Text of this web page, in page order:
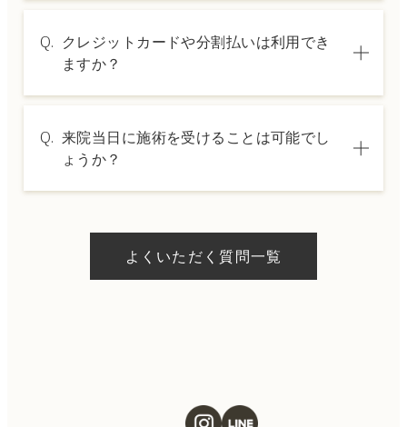
は料金表ページをご確認いただくか、カウン
セリングでご案内いたします。
Q. クレジットカードや分割払いは利用でき
ますか？
した分割払いも可能です。詳細は受付スタッ
フにお問い合わせください。
Q. 来院当日に施術を受けることは可能でし
ょうか？
ただける施術もございます。当日の施術をご
希望の場合は、ご予約の際にお気軽にご相談
よくいただく質問一覧